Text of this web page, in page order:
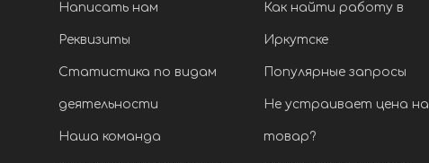
Написать нам
Реквизиты
Статистика по видам
деятельности
Наша команда
Как найти работу в
Иркутске
Популярные запросы
Не устраивает цена на
товар?